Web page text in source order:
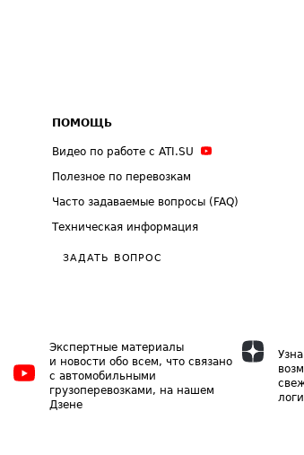
ПОМОЩЬ
Видео по работе с ATI.SU
Полезное по перевозкам
Часто задаваемые вопросы (FAQ)
Техническая информация
ЗАДАТЬ ВОПРОС
Экспертные материалы
и новости обо всем, что связано
с автомобильными
грузоперевозками, на нашем
Дзене